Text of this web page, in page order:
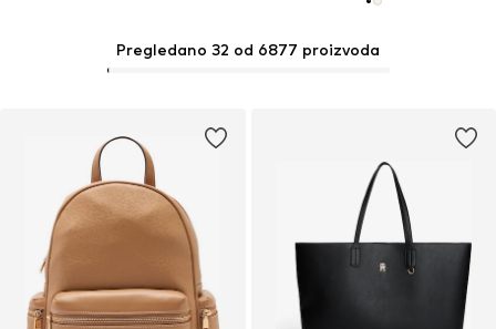
Pregledano 32 od 6877 proizvoda